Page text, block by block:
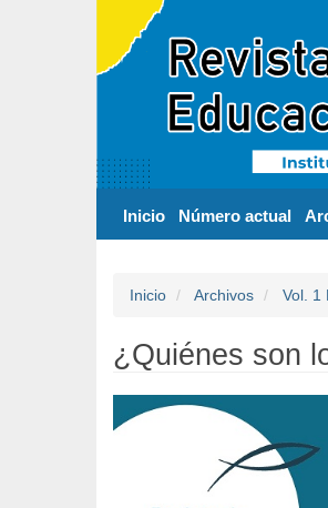
Inicio Número actual
Inicio Archivos Vol. 1
¿Quiénes son
Barra